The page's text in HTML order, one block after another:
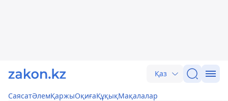
Қаз
СаясатӘлемҚаржыОқиғаҚұқықМақалалар